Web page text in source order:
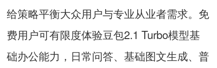
给策略平衡大众用户与专业从业者需求。免
费用户可有限度体验豆包2.1 Turbo模型基
础办公能力，日常问答、基础图文生成、普